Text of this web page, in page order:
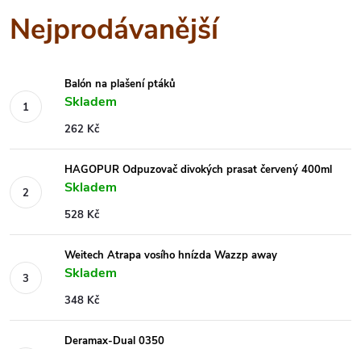
Nejprodávanější
Balón na plašení ptáků
Skladem
262 Kč
HAGOPUR Odpuzovač divokých prasat červený 400ml
Skladem
528 Kč
Weitech Atrapa vosího hnízda Wazzp away
Skladem
348 Kč
Deramax-Dual 0350